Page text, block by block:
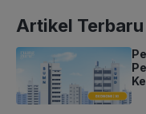
Artikel Terbaru